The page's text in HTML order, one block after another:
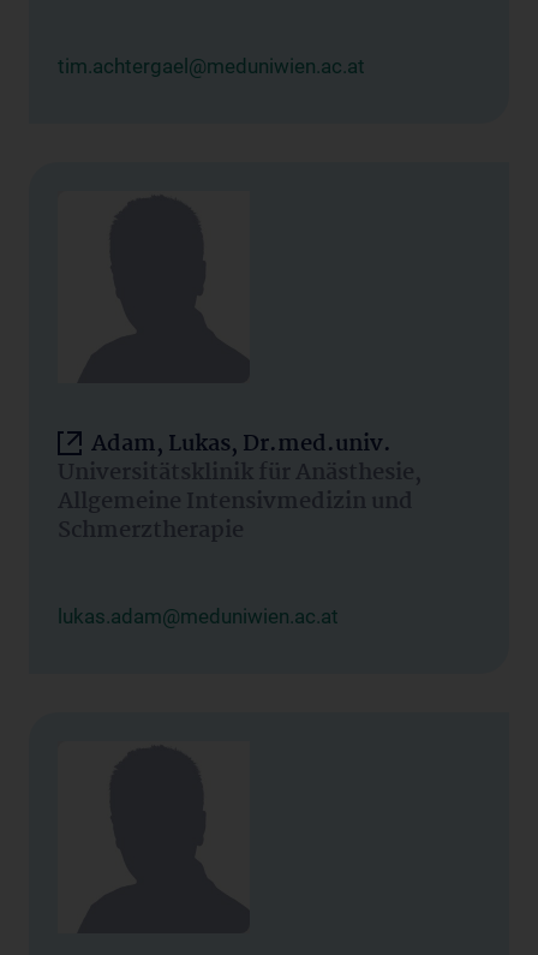
tim.achtergael@meduniwien.ac.at
Adam, Lukas, Dr.med.univ.
Universitätsklinik für Anästhesie,
Allgemeine Intensivmedizin und
Schmerztherapie
lukas.adam@meduniwien.ac.at